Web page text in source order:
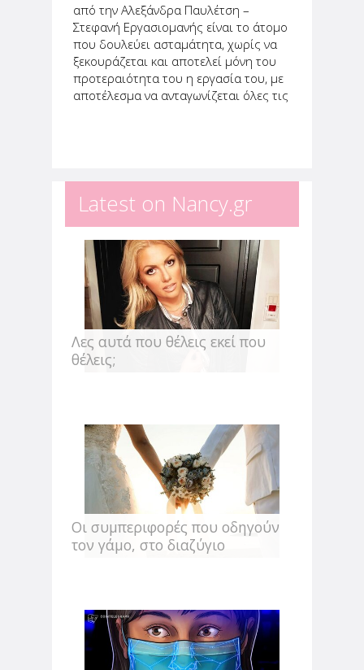
από την Αλεξάνδρα Παυλέτση –
Στεφανή Εργασιομανής είναι το άτομο
που δουλεύει ασταμάτητα, χωρίς να
ξεκουράζεται και αποτελεί μόνη του
προτεραιότητα του η εργασία του, με
αποτέλεσμα να ανταγωνίζεται όλες τις
Latest on Nancy.gr
Λες αυτά που θέλεις εκεί που
θέλεις;
Οι συμπεριφορές που οδηγούν
τον γάμο, στο διαζύγιο